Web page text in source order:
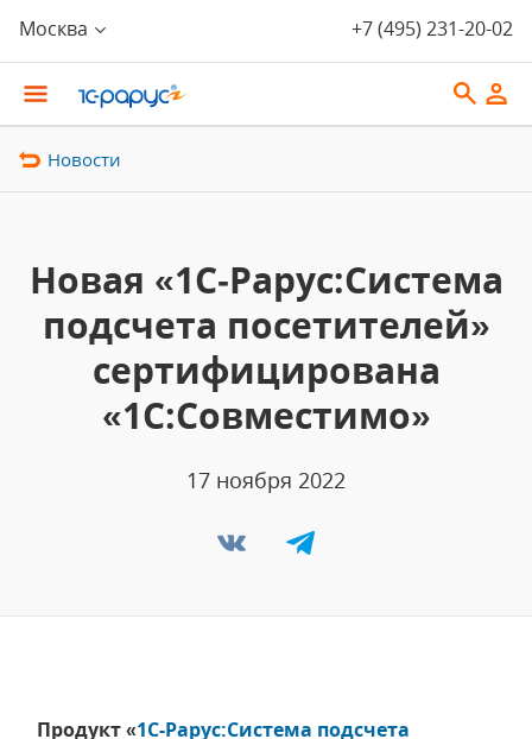
Москва +7 (495) 231-20-02
Новости
Новая «1С‑Рарус:Система
подсчета посетителей»
сертифицирована
«1С:Совместимо»
17 ноября 2022
Продукт «1С-Рарус:Система подсчета